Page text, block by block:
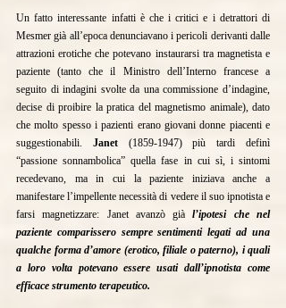
Un fatto interessante infatti è che i critici e i detrattori di
Mesmer già all’epoca denunciavano i pericoli derivanti dalle
attrazioni erotiche che potevano instaurarsi tra magnetista e
paziente (tanto che il Ministro dell’Interno francese a
seguito di indagini svolte da una commissione d’indagine,
decise di proibire la pratica del magnetismo animale), dato
che molto spesso i pazienti erano giovani donne piacenti e
suggestionabili. Janet (1859-1947) più tardi definì
“passione sonnambolica” quella fase in cui sì, i sintomi
recedevano, ma in cui la paziente iniziava anche a
manifestare l’impellente necessità di vedere il suo ipnotista e
farsi magnetizzare: Janet avanzò già l’ipotesi che nel
paziente comparissero sempre sentimenti legati ad una
qualche forma d’amore (erotico, filiale o paterno), i quali
a loro volta potevano essere usati dall’ipnotista come
efficace strumento terapeutico.